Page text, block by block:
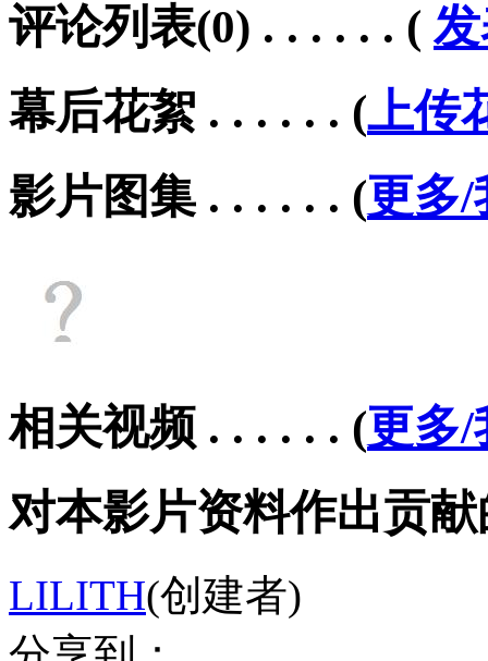
评论列表(0) . . . . . . (
幕后花絮 . . . . . . (上传
影片图集 . . . . . . (更多/
相关视频 . . . . . . (更多/
对本影片资料作出贡献
LILITH(创建者)